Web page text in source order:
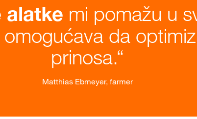
alatke mi pomažu u
da
prinosa.
Matthias Ebmeyer, farmer